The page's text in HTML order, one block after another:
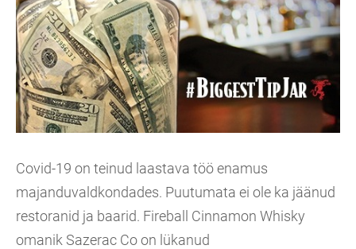
Covid-19 on teinud laastava töö enamus
majanduvaldkondades. Puutumata ei ole ka jäänud
restoranid ja baarid. Fireball Cinnamon Whisky
omanik Sazerac Co on lükanud